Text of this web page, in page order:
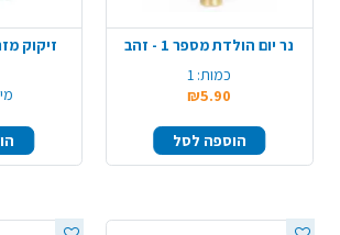
נר יום הולדת מספר 1 - זהב
כמות: 1
₪5.90
הוספה לסל
זיקוק מזרקה 7